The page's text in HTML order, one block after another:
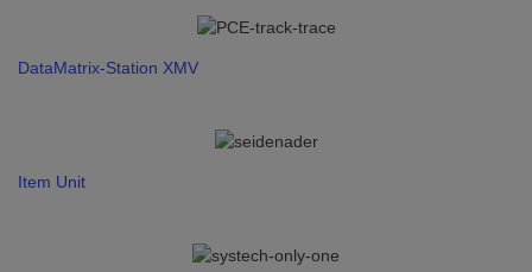
DataMatrix-Station XMV
Item Unit